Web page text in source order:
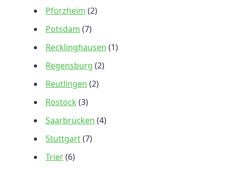
Pforzheim (2)
Potsdam (7)
Recklinghausen (1)
Regensburg (2)
Reutlingen (2)
Rostock (3)
Saarbrücken (4)
Stuttgart(7)
Trier(6)